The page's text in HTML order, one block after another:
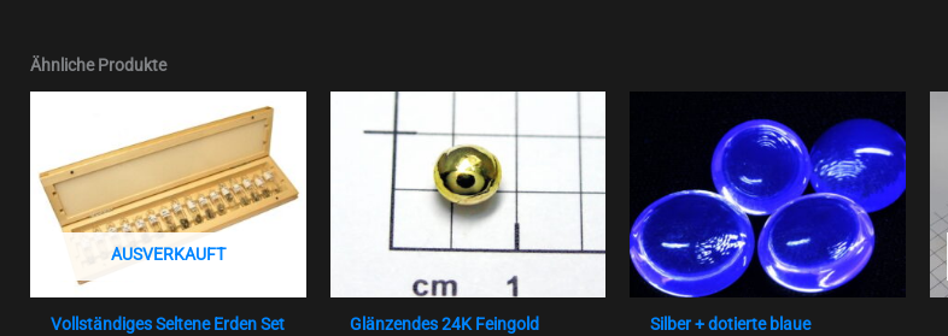
Ähnliche Produkte
AUSVERKAUFT
Vollständiges Seltene Erden Set
Glänzendes 24K Feingold
Silber + dotierte blaue